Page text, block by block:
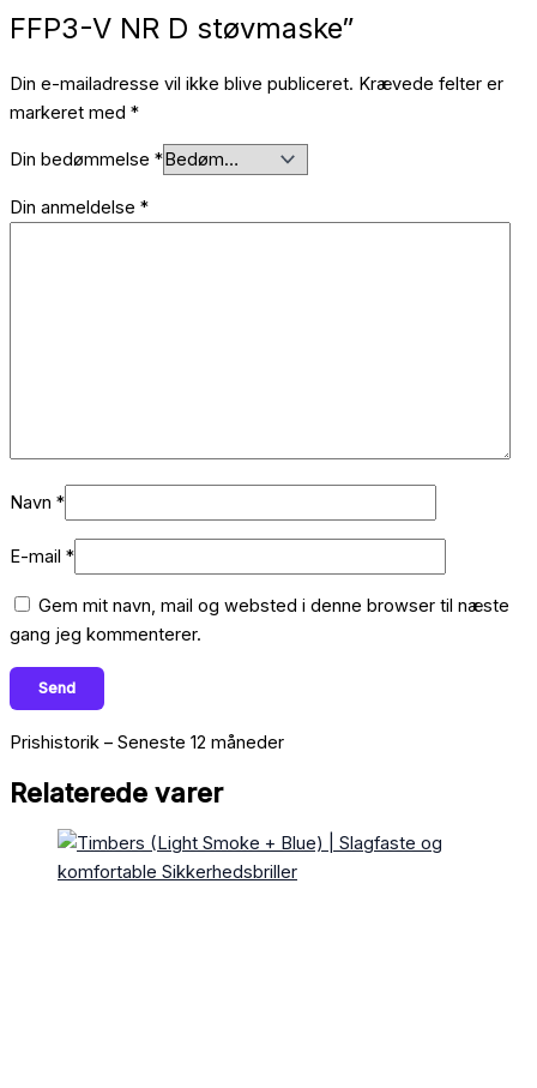
FFP3-V NR D støvmaske”
Din e-mailadresse vil ikke blive publiceret. Krævede felter er
markeret med *
Din bedømmelse *
Din anmeldelse *
Navn *
E-mail *
Gem mit navn, mail og websted i denne browser til næste
gang jeg kommenterer.
Prishistorik – Seneste 12 måneder
Relaterede varer